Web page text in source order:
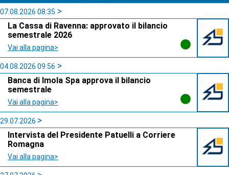
07.08.2026 08:35
La Cassa di Ravenna: approvato il bilancio
semestrale 2026
Vai alla pagina>
04.08.2026 09:56
Banca di Imola Spa approva il bilancio
semestrale
Vai alla pagina>
29.07.2026
Intervista del Presidente Patuelli a Corriere
Romagna
Vai alla pagina>